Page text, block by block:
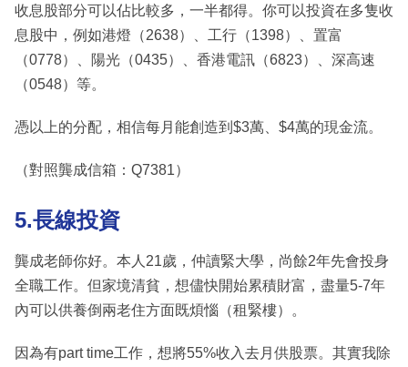
收息股部分可以佔比較多，一半都得。你可以投資在多隻收
息股中，例如港燈（2638）、工行（1398）、置富
（0778）、陽光（0435）、香港電訊（6823）、深高速
（0548）等。
憑以上的分配，相信每月能創造到$3萬、$4萬的現金流。
（對照龔成信箱：Q7381）
5.長線投資
龔成老師你好。本人21歲，仲讀緊大學，尚餘2年先會投身
全職工作。但家境清貧，想儘快開始累積財富，盡量5-7年
內可以供養倒兩老住方面既煩惱（租緊樓）。
因為有part time工作，想將55%收入去月供股票。其實我除